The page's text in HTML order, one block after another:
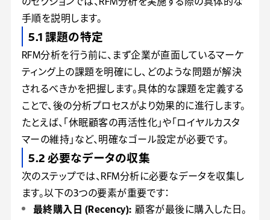
手順を説明します。
5.1 課題の特定
RFM分析を行う前に、まず企業が直面しているマーケ
ティング上の課題を明確にし、どのような問題が解決
されるべきかを把握します。具体的な課題を定義する
ことで、後の分析プロセスがより効果的に進行します。
たとえば、「休眠顧客の再活性化」や「ロイヤルカスタ
マーの維持」など、明確なゴール設定が必要です。
5.2 必要なデータの収集
次のステップでは、RFM分析に必要なデータを収集し
ます。以下の3つの要素が重要です：
最終購入日 (Recency): 顧客が最後に購入した日。